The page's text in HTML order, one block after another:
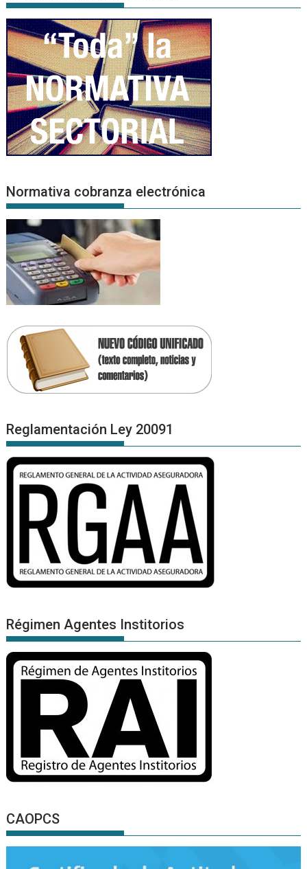
Normativa cobranza electrónica
Reglamentación Ley 20091
Régimen Agentes Institorios
CAOPCS